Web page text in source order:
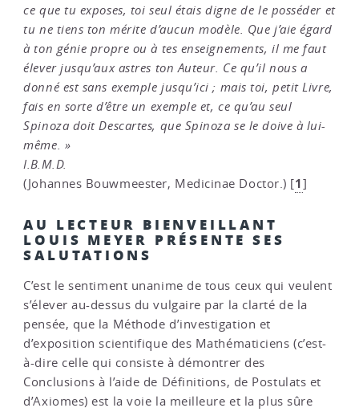
ce que tu exposes, toi seul étais digne de le posséder et
tu ne tiens ton mérite d’aucun modèle. Que j’aie égard
à ton génie propre ou à tes enseignements, il me faut
élever jusqu’aux astres ton Auteur. Ce qu’il nous a
donné est sans exemple jusqu’ici ; mais toi, petit Livre,
fais en sorte d’être un exemple et, ce qu’au seul
Spinoza doit Descartes, que Spinoza se le doive à lui-
même. »
I.B.M.D.
(Johannes Bouwmeester, Medicinae Doctor.) [1]
AU LECTEUR BIENVEILLANT
LOUIS MEYER PRÉSENTE SES
SALUTATIONS
C’est le sentiment unanime de tous ceux qui veulent
s’élever au-dessus du vulgaire par la clarté de la
pensée, que la Méthode d’investigation et
d’exposition scientifique des Mathématiciens (c’est-
à-dire celle qui consiste à démontrer des
Conclusions à l’aide de Définitions, de Postulats et
d’Axiomes) est la voie la meilleure et la plus sûre